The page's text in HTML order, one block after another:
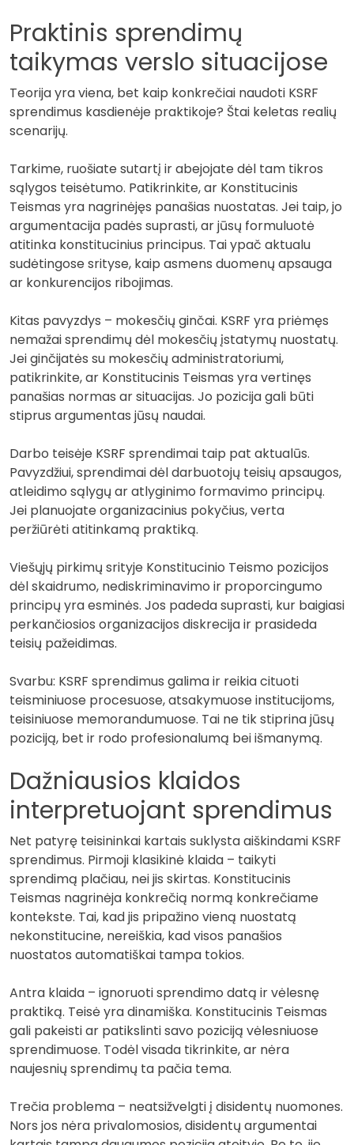
Praktinis sprendimų
taikymas verslo situacijose
Teorija yra viena, bet kaip konkrečiai naudoti KSRF
sprendimus kasdienėje praktikoje? Štai keletas realių
scenarijų.
Tarkime, ruošiate sutartį ir abejojate dėl tam tikros
sąlygos teisėtumo. Patikrinkite, ar Konstitucinis
Teismas yra nagrinėjęs panašias nuostatas. Jei taip, jo
argumentacija padės suprasti, ar jūsų formuluotė
atitinka konstitucinius principus. Tai ypač aktualu
sudėtingose srityse, kaip asmens duomenų apsauga
ar konkurencijos ribojimas.
Kitas pavyzdys – mokesčių ginčai. KSRF yra priėmęs
nemažai sprendimų dėl mokesčių įstatymų nuostatų.
Jei ginčijatės su mokesčių administratoriumi,
patikrinkite, ar Konstitucinis Teismas yra vertinęs
panašias normas ar situacijas. Jo pozicija gali būti
stiprus argumentas jūsų naudai.
Darbo teisėje KSRF sprendimai taip pat aktualūs.
Pavyzdžiui, sprendimai dėl darbuotojų teisių apsaugos,
atleidimo sąlygų ar atlyginimo formavimo principų.
Jei planuojate organizacinius pokyčius, verta
peržiūrėti atitinkamą praktiką.
Viešųjų pirkimų srityje Konstitucinio Teismo pozicijos
dėl skaidrumo, nediskriminavimo ir proporcingumo
principų yra esminės. Jos padeda suprasti, kur baigiasi
perkančiosios organizacijos diskrecija ir prasideda
teisių pažeidimas.
Svarbu: KSRF sprendimus galima ir reikia cituoti
teisminiuose procesuose, atsakymuose institucijoms,
teisiniuose memorandumuose. Tai ne tik stiprina jūsų
poziciją, bet ir rodo profesionalumą bei išmanymą.
Dažniausios klaidos
interpretuojant sprendimus
Net patyrę teisininkai kartais suklysta aiškindami KSRF
sprendimus. Pirmoji klasikinė klaida – taikyti
sprendimą plačiau, nei jis skirtas. Konstitucinis
Teismas nagrinėja konkrečią normą konkrečiame
kontekste. Tai, kad jis pripažino vieną nuostatą
nekonstitucine, nereiškia, kad visos panašios
nuostatos automatiškai tampa tokios.
Antra klaida – ignoruoti sprendimo datą ir vėlesnę
praktiką. Teisė yra dinamiška. Konstitucinis Teismas
gali pakeisti ar patikslinti savo poziciją vėlesniuose
sprendimuose. Todėl visada tikrinkite, ar nėra
naujesnių sprendimų ta pačia tema.
Trečia problema – neatsižvelgti į disidentų nuomones.
Nors jos nėra privalomosios, disidentų argumentai